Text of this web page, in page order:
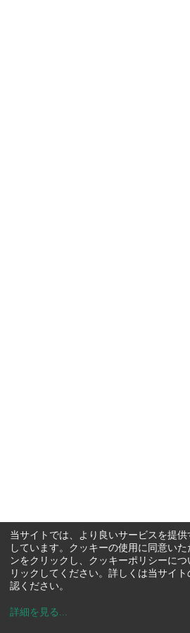
当サイトでは、より良いサービスを提
しています。クッキーの使用に同意い
ンをクリックし、クッキーポリシーに
リックしてください。詳しくは当サイト
認ください。
詳細を見る ...